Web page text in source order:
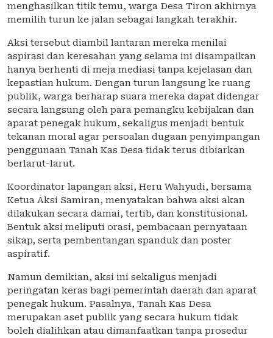
menghasilkan titik temu, warga Desa Tiron akhirnya
memilih turun ke jalan sebagai langkah terakhir.
Aksi tersebut diambil lantaran mereka menilai
aspirasi dan keresahan yang selama ini disampaikan
hanya berhenti di meja mediasi tanpa kejelasan dan
kepastian hukum. Dengan turun langsung ke ruang
publik, warga berharap suara mereka dapat didengar
secara langsung oleh para pemangku kebijakan dan
aparat penegak hukum, sekaligus menjadi bentuk
tekanan moral agar persoalan dugaan penyimpangan
penggunaan Tanah Kas Desa tidak terus dibiarkan
berlarut-larut.
Koordinator lapangan aksi, Heru Wahyudi, bersama
Ketua Aksi Samiran, menyatakan bahwa aksi akan
dilakukan secara damai, tertib, dan konstitusional.
Bentuk aksi meliputi orasi, pembacaan pernyataan
sikap, serta pembentangan spanduk dan poster
aspiratif.
Namun demikian, aksi ini sekaligus menjadi
peringatan keras bagi pemerintah daerah dan aparat
penegak hukum. Pasalnya, Tanah Kas Desa
merupakan aset publik yang secara hukum tidak
boleh dialihkan atau dimanfaatkan tanpa prosedur